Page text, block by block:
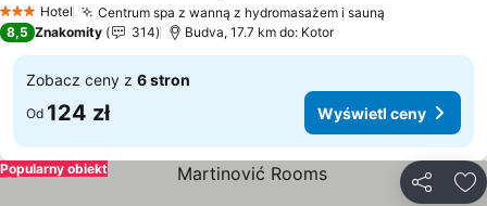
3 Kategoria
Hotel Centrum spa z wanną z hydromasażem i sauną
8,5 Znakomity 314 Budva, 17.7 km do: Kotor
Zobacz ceny z 6 stron
Od 124 zł Wyświetl ceny
Popularny obiekt